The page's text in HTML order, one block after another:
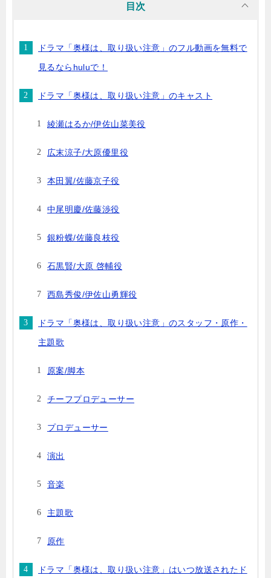
目次
ドラマ「奥様は、取り扱い注意」のフル動画を無料で
見るならhuluで！
ドラマ「奥様は、取り扱い注意」のキャスト
綾瀬はるか/伊佐山菜美役
広末涼子/大原優里役
本田翼/佐藤京子役
中尾明慶/佐藤渉役
銀粉蝶/佐藤良枝役
石黒賢/大原 啓輔役
西島秀俊/伊佐山勇輝役
ドラマ「奥様は、取り扱い注意」のスタッフ・原作・
主題歌
原案/脚本
チーフプロデューサー
プロデューサー
演出
音楽
主題歌
原作
ドラマ「奥様は、取り扱い注意」はいつ放送されたド